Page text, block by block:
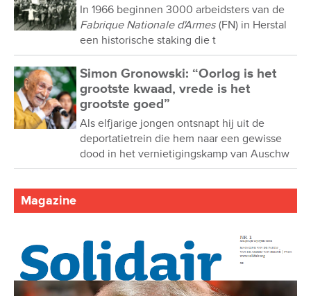
In 1966 beginnen 3000 arbeidsters van de
Fabrique Nationale d'Armes (FN) in Herstal
een historische staking die t
Simon Gronowski: “Oorlog is het
grootste kwaad, vrede is het
grootste goed”
Als elfjarige jongen ontsnapt hij uit de
deportatietrein die hem naar een gewisse
dood in het vernietigingskamp van Auschw
Magazine